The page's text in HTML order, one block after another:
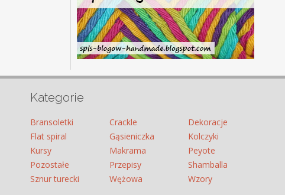
Kategorie
Bransoletki Crackle
Dekoracje
Flat spiral
Gąsieniczka
Kolczyki
Kursy
Makrama
Peyote
Pozostałe
Przepisy
Shamballa
Sznur turecki
Wężowa Wzory